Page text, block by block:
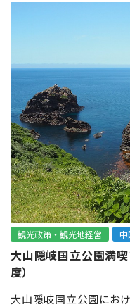
観光政策・観光地経営
大山隠岐国立公園満喫
度）
大山隠岐国立公園にお